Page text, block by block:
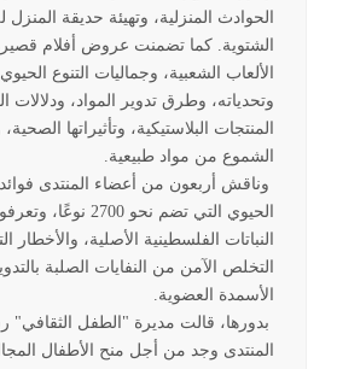
الحوادث المنزلية، وتهيئة حديقة
الشتوية. كما تضمنت عروض أفلام
الألعاب الشعبية، وجماليات التنوع
وتحدياته، وطرق تدوير المواد،
المنتجات البلاستيكية، وتأثيراتها
الشموع من مواد طبيعية.
وناقش أربعون من أعضاء المنتدى
الحيوي التي تضم نحو
النباتات الفلسطينية الأصلية، والأخطار
التخلص الآمن من النفايات الصلبة
الأسمدة العضوية.
بدورها، قالت مديرة "الطفل
المنتدى وجد من أجل منح الأطفال